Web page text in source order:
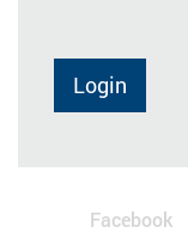
Login
Facebook